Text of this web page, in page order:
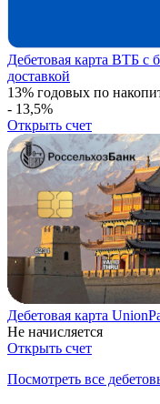
Дебетовая карта ВТБ с
доставкой
13% годовых по
- 13,5%
Открыть счет
Дебетовая карта
Не начисляется
Открыть счет
Посмотреть все